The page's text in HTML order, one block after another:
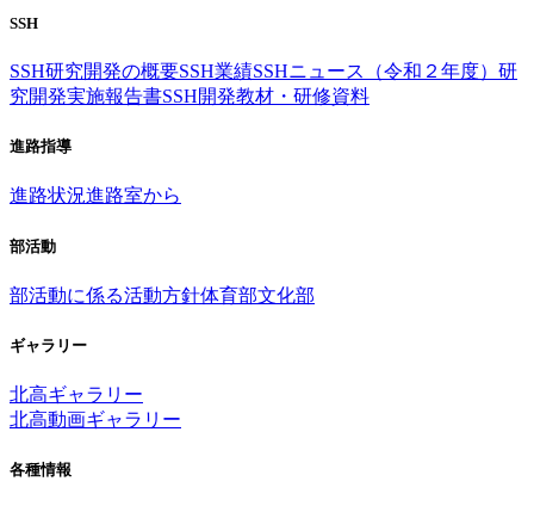
SSH
SSH研究開発の概要SSH業績SSHニュース（令和２年度） 研
究開発実施報告書SSH開発教材・研修資料
進路指導
進路状況進路室から
部活動
部活動に係る活動方針体育部文化部
ギャラリー
北高ギャラリー
北高動画ギャラリー
各種情報